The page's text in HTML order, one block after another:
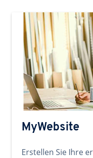
MyWebsite
Erstellen Sie Ihre